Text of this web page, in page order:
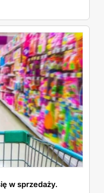
w sprzedaży.